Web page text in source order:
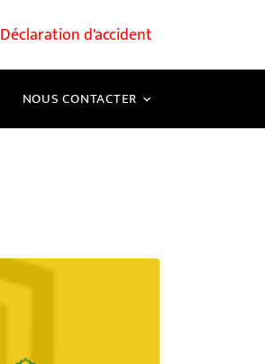
Déclaration d'accident
NOUS CONTACTER